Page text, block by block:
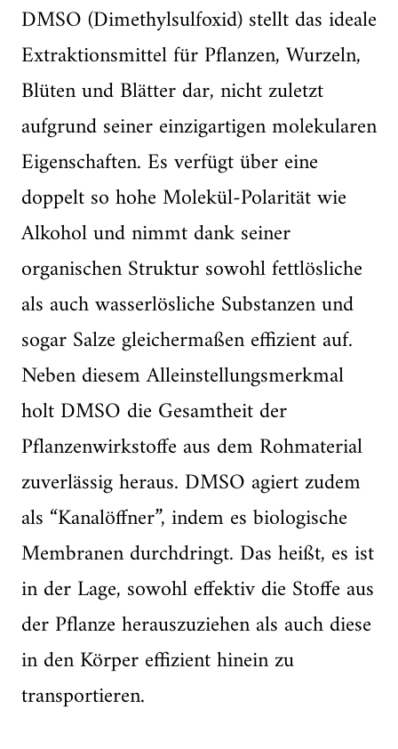
DMSO (Dimethylsulfoxid) stellt das ideale
Extraktionsmittel für Pflanzen, Wurzeln,
Blüten und Blätter dar, nicht zuletzt
aufgrund seiner einzigartigen molekularen
Eigenschaften. Es verfügt über eine
doppelt so hohe Molekül-Polarität wie
Alkohol und nimmt dank seiner
organischen Struktur sowohl fettlösliche
als auch wasserlösliche Substanzen und
sogar Salze gleichermaßen effizient auf.
Neben diesem Alleinstellungsmerkmal
holt DMSO die Gesamtheit der
Pflanzenwirkstoffe aus dem Rohmaterial
zuverlässig heraus. DMSO agiert zudem
als “Kanalöffner”, indem es biologische
Membranen durchdringt. Das heißt, es ist
in der Lage, sowohl effektiv die Stoffe aus
der Pflanze herauszuziehen als auch diese
in den Körper effizient hinein zu
transportieren.